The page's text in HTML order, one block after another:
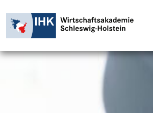
FÜR EINZELPERSONEN